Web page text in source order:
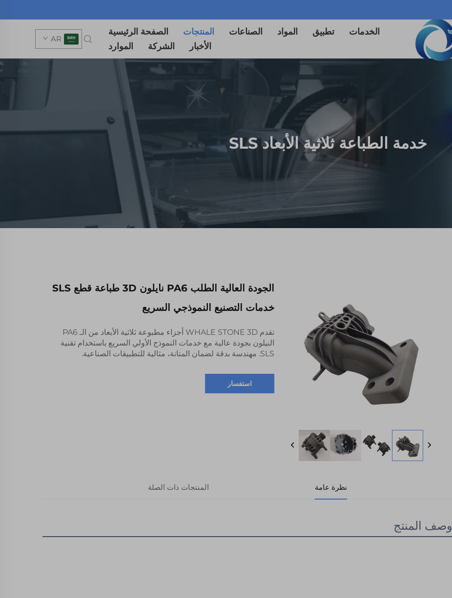
الصفحة الرئيسية المنتجات الصناعات المواد تطبيق
الخدمات
الموارد
الشركة الأخبار
AR
خدمة الطباعة ثلاثية الأبعاد SLS
الجودة العالية الطلب PA6 نايلون 3D طباعة قطع SLS
خدمات التصنيع النموذجي السريع
تقدم WHALE STONE 3D أجزاء مطبوعة ثلاثية الأبعاد من الـ PA6
النيلون بجودة عالية مع خدمات النموذج الأولي السريع باستخدام تقنية
SLS. مهندسة بدقة لضمان المتانة، مثالية للتطبيقات الصناعية.
استفسار
نظرة عامة المنتجات ذات الصلة
وصف المنتج